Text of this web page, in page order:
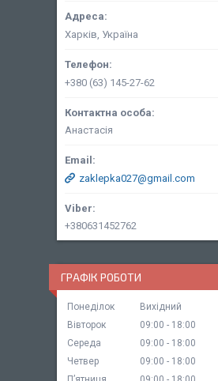
Харків, Україна
+380 (63) 145-27-62
Анастасія
zaklepka027@gmail.com
+380631452762
ГРАФІК РОБОТИ
Понеділок
Вихідний
Вівторок
09:00
18:00
Середа
09:00
18:00
Четвер
09:00
18:00